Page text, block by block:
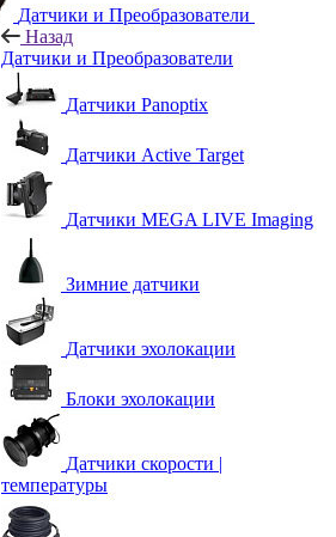
Датчики и Преобразователи
Назад
Датчики и Преобразователи
Датчики Panoptix
Датчики Active Target
Датчики MEGA LIVE Imaging
Зимние датчики
Датчики эхолокации
Блоки эхолокации
Датчики скорости |
температуры